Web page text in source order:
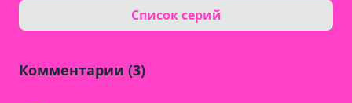
Список серий
Комментарии (3)